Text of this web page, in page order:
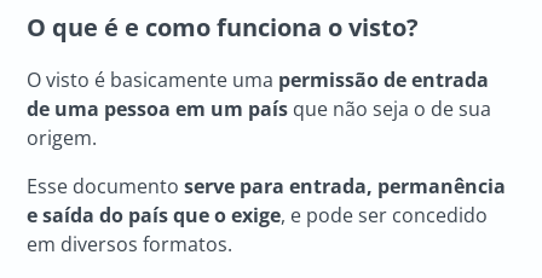
O que é e como funciona o visto?
O visto é basicamente uma permissão de entrada
de uma pessoa em um país que não seja o de sua
origem.
Esse documentoserve para entrada, permanência
e saída do país que o exige, e pode ser concedido
em diversos formatos.